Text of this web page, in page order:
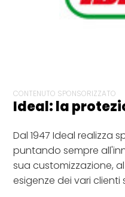
CONTENUTO SPONSORIZZATO
Ideal: la
Dal 1947 Ideal realizza
puntando sempre
sua customizzazione,
esigenze dei vari